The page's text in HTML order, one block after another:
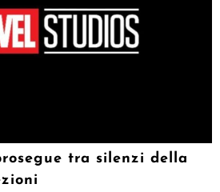
tra silenzi della